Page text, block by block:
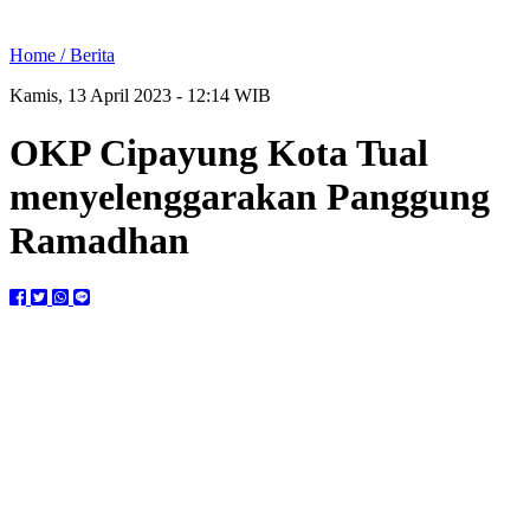
Home /Berita
Kamis, 13 April 2023 - 12:14 WIB
OKP Cipayung Kota Tual
menyelenggarakan Panggung
Ramadhan